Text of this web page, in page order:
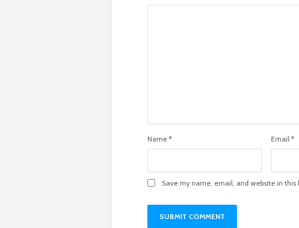
Name * Email *
Save my name, email, and website in